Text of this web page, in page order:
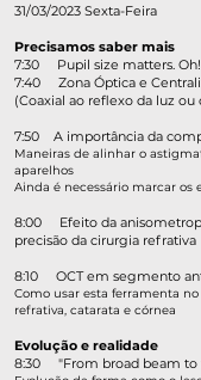
31/03/2023 Sexta-Feira
Precisamos saber mais
7:30 Pupil size matters.
7:40 Zona Óptica e
(Coaxial ao reflexo da luz ou
7:50 A importância da
Maneiras de alinhar o
aparelhos
Ainda é necessário marcar os
8:00 Efeito da
precisão da cirurgia refrativa
8:10 OCT em segmento
Como usar esta ferramenta
refrativa, catarata e córnea
Evolução e realidade
8:30 "From broad beam to